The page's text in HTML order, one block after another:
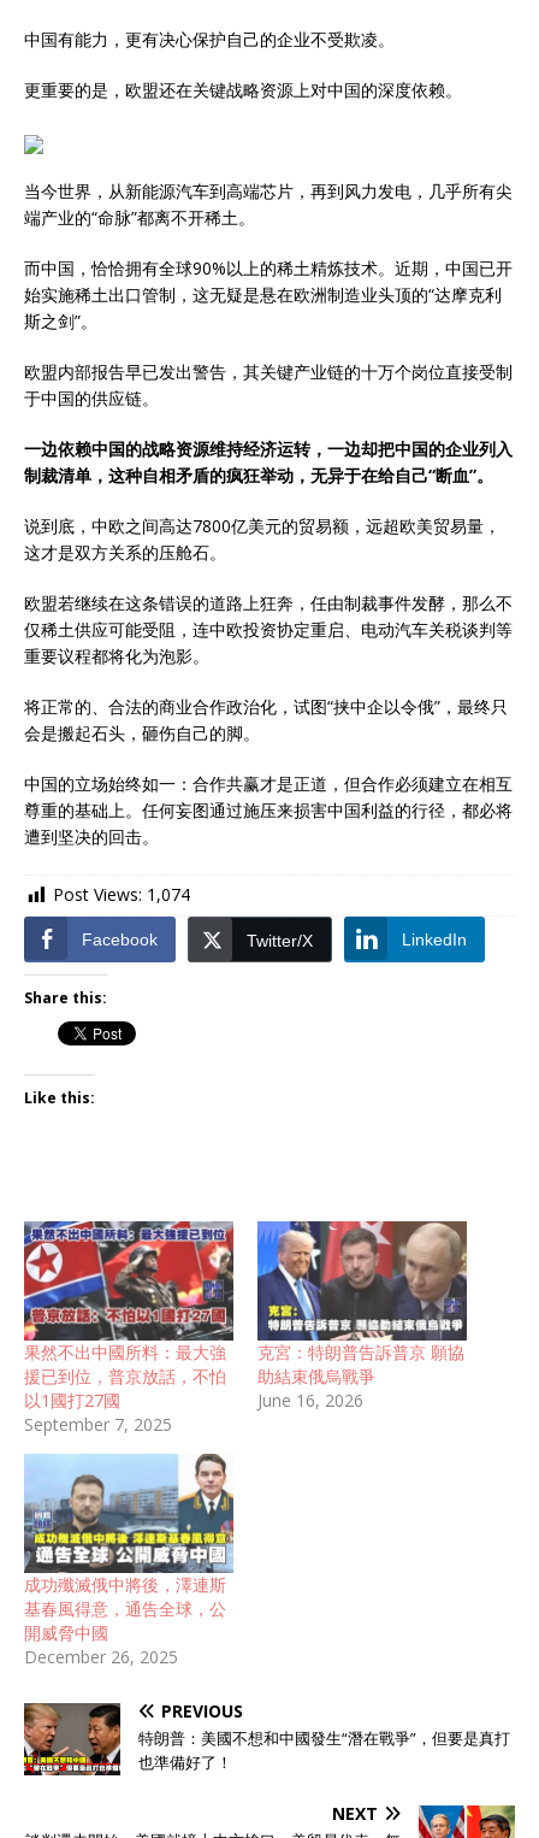
中国有能力，更有决心保护自己的企业不受欺凌。
更重要的是，欧盟还在关键战略资源上对中国的深度依赖。
当今世界，从新能源汽车到高端芯片，再到风力发电，几乎所有尖
端产业的“命脉”都离不开稀土。
而中国，恰恰拥有全球90%以上的稀土精炼技术。近期，中国已开
始实施稀土出口管制，这无疑是悬在欧洲制造业头顶的“达摩克利
斯之剑”。
欧盟内部报告早已发出警告，其关键产业链的十万个岗位直接受制
于中国的供应链。
一边依赖中国的战略资源维持经济运转，一边却把中国的企业列入
制裁清单，这种自相矛盾的疯狂举动，无异于在给自己“断血”。
说到底，中欧之间高达7800亿美元的贸易额，远超欧美贸易量，
这才是双方关系的压舱石。
欧盟若继续在这条错误的道路上狂奔，任由制裁事件发酵，那么不
仅稀土供应可能受阻，连中欧投资协定重启、电动汽车关税谈判等
重要议程都将化为泡影。
将正常的、合法的商业合作政治化，试图“挟中企以令俄”，最终只
会是搬起石头，砸伤自己的脚。
中国的立场始终如一：合作共赢才是正道，但合作必须建立在相互
尊重的基础上。任何妄图通过施压来损害中国利益的行径，都必将
遭到坚决的回击。
Post Views: 1,074
Facebook Twitter/X LinkedIn
Share this:
Like this:
果然不出中國所料：最大強
援已到位，普京放話，不怕
以1國打27國
September 7, 2025
克宮：特朗普告訴普京 願協
助結束俄烏戰爭
June 16, 2026
成功殲滅俄中將後，澤連斯
基春風得意，通告全球，公
開威脅中國
December 26, 2025
PREVIOUS
特朗普：美國不想和中國發生“潛在戰爭”，但要是真打
也準備好了！
NEXT